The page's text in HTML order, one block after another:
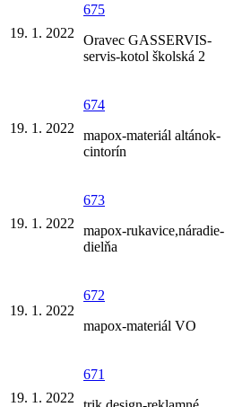
19. 1. 2022
675
Oravec GASSERVIS-
servis-kotol školská 2
19. 1. 2022
674
mapox-materiál altánok-
cintorín
19. 1. 2022
673
mapox-rukavice,náradie-
dielňa
19. 1. 2022
672
mapox-materiál VO
19. 1. 2022
671